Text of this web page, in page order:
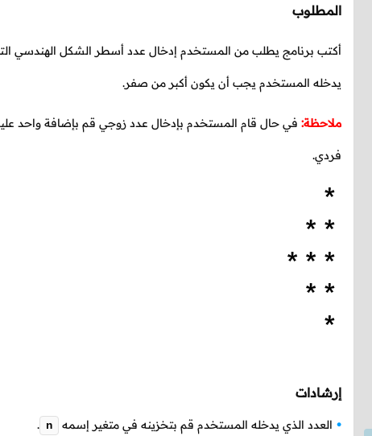
المطلوب
أكتب برنامج يطلب من المستخدم إدخال عدد أسطر الشكل الهندسي
يدخله المستخدم يجب أن يكون أكبر من صفر.
ملاحظة: في حال قام المستخدم بإدخال عدد زوجي قم بإضافة واحد
فردي.
إرشادات
العدد الذي يدخله المستخدم قم بتخزينه في متغير إسمه n
.